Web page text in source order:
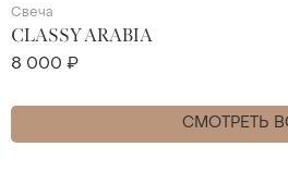
Свеча
CLASSY ARABIA
8 000 ₽
СМОТРЕТЬ